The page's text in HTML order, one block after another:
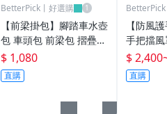
BetterPick丨好選購
【前梁掛包】腳踏車水壺
包 車頭包 前梁包 摺疊車
把包 儲物收納包 山地車
公路車通用 輕量防水 快
拆設計 騎行必備
$ 1,080
直購
【防風
手把擋
裝配件
用 防摔
AFR
$ 2,400
直購